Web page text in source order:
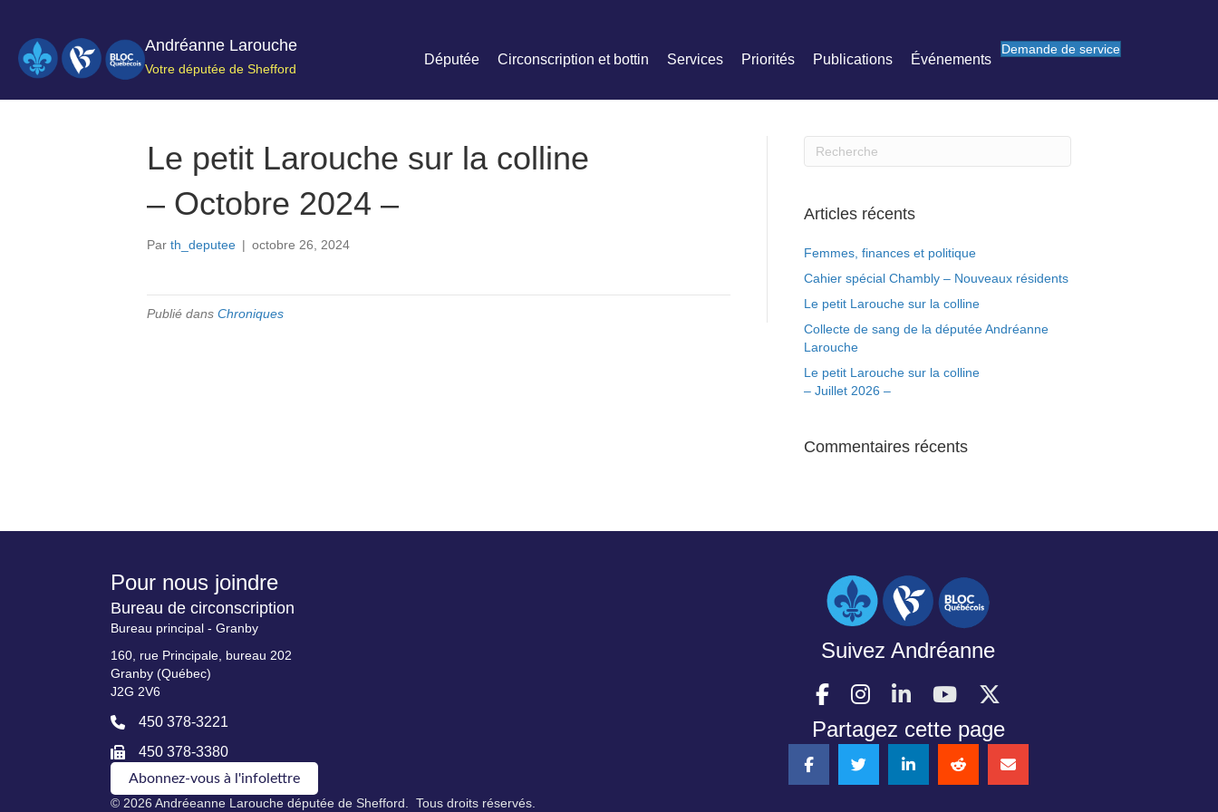
Andréanne Larouche
Votre députée de Shefford
Députée Circonscription et bottin Services Priorités Publications Événements
Demande de service
Le petit Larouche sur la colline
– Octobre 2024 –
Par th_deputee | octobre 26, 2024
Publié dans Chroniques
Articles récents
Femmes, finances et politique
Cahier spécial Chambly – Nouveaux résidents
Le petit Larouche sur la colline
Collecte de sang de la députée Andréanne
Larouche
Le petit Larouche sur la colline
– Juillet 2026 –
Commentaires récents
Pour nous joindre
Bureau de circonscription
Bureau principal - Granby
160, rue Principale, bureau 202
Granby (Québec)
J2G 2V6
450 378-3221
450 378-3380
Abonnez-vous à l'infolettre
Suivez Andréanne
Partagez cette page
© 2026 Andréeanne Larouche députée de Shefford. Tous droits réservés.